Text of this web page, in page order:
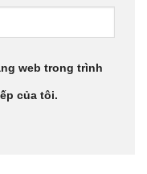
web trong trình
của tôi.